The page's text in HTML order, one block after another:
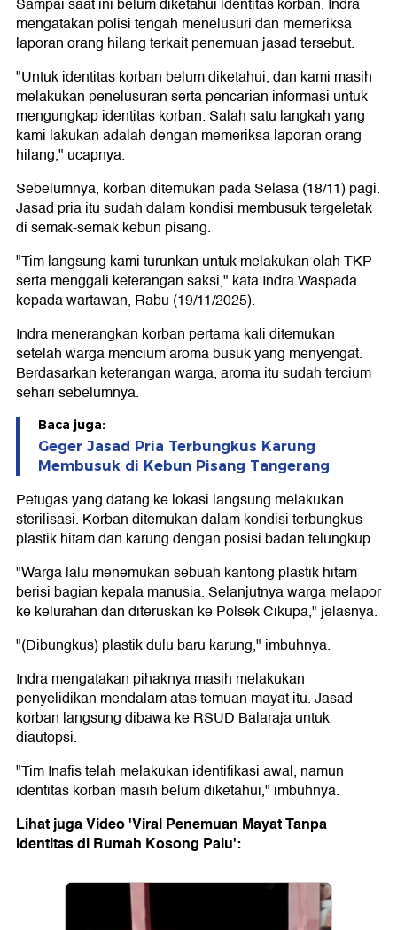
Sampai saat ini belum diketahui identitas korban. Indra
mengatakan polisi tengah menelusuri dan memeriksa
laporan orang hilang terkait penemuan jasad tersebut.
"Untuk identitas korban belum diketahui, dan kami masih
melakukan penelusuran serta pencarian informasi untuk
mengungkap identitas korban. Salah satu langkah yang
kami lakukan adalah dengan memeriksa laporan orang
hilang," ucapnya.
Sebelumnya, korban ditemukan pada Selasa (18/11) pagi.
Jasad pria itu sudah dalam kondisi membusuk tergeletak
di semak-semak kebun pisang.
"Tim langsung kami turunkan untuk melakukan olah TKP
serta menggali keterangan saksi," kata Indra Waspada
kepada wartawan, Rabu (19/11/2025).
Indra menerangkan korban pertama kali ditemukan
setelah warga mencium aroma busuk yang menyengat.
Berdasarkan keterangan warga, aroma itu sudah tercium
sehari sebelumnya.
Baca juga:
Geger Jasad Pria Terbungkus Karung
Membusuk di Kebun Pisang Tangerang
Petugas yang datang ke lokasi langsung melakukan
sterilisasi. Korban ditemukan dalam kondisi terbungkus
plastik hitam dan karung dengan posisi badan telungkup.
"Warga lalu menemukan sebuah kantong plastik hitam
berisi bagian kepala manusia. Selanjutnya warga melapor
ke kelurahan dan diteruskan ke Polsek Cikupa," jelasnya.
"(Dibungkus) plastik dulu baru karung," imbuhnya.
Indra mengatakan pihaknya masih melakukan
penyelidikan mendalam atas temuan mayat itu. Jasad
korban langsung dibawa ke RSUD Balaraja untuk
diautopsi.
"Tim Inafis telah melakukan identifikasi awal, namun
identitas korban masih belum diketahui," imbuhnya.
Lihat juga Video 'Viral Penemuan Mayat Tanpa
Identitas di Rumah Kosong Palu':